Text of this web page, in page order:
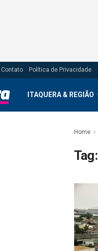
Contato Política de Privacidade
ITAQUERA & REGIÃO
Home
Tag: